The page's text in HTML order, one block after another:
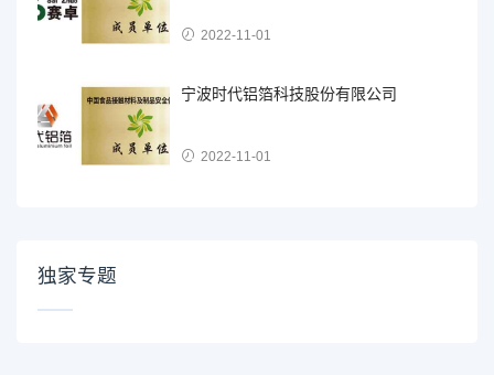
2022-11-01
宁波时代铝箔科技股份有限公司
2022-11-01
独家专题